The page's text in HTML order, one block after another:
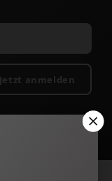
Jetzt anmelden